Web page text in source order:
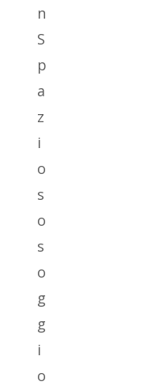
S
p
a
z
i
o
s
o
s
o
g
g
i
o